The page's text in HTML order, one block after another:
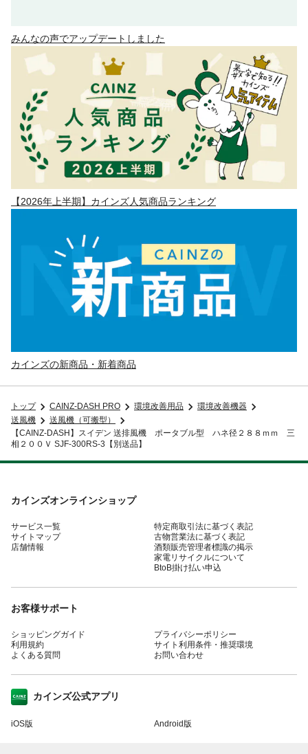
みんなの声でアップデートしました
【2026年上半期】カインズ人気商品ランキング
カインズの新商品・新着商品
トップ CAINZ-DASH PRO 環境改善用品
環境改善機器
送風機
送風機（可搬型）
【CAINZ-DASH】スイデン 送排風機 ポータブル型 ハネ径２８８ｍｍ 三
相２００Ｖ SJF-300RS-3【別送品】
カインズオンラインショップ
サービス一覧
サイトマップ
店舗情報
特定商取引法に基づく表記
古物営業法に基づく表記
酒類販売管理者標識の掲示
家電リサイクルについて
BtoB掛け払い申込
お客様サポート
ショッピングガイド
利用規約
よくある質問
プライバシーポリシー
サイト利用条件・推奨環境
お問い合わせ
カインズ公式アプリ
iOS版 Android版